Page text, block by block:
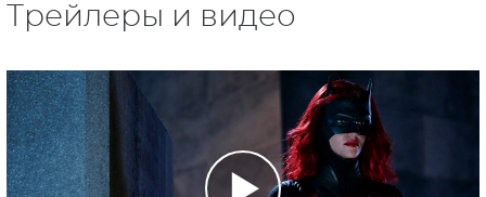
Трейлеры и видео